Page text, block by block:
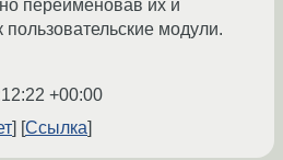
переименовав их и
пользовательские модули.
+00:00
Ссылка